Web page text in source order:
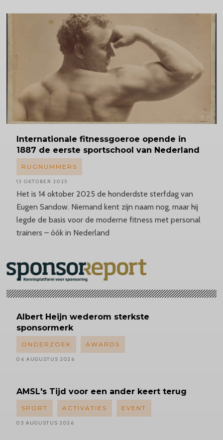
Internationale fitnessgoeroe opende in
1887 de eerste sportschool van Nederland
Het is 14 oktober 2025 de honderdste sterfdag van
Eugen Sandow. Niemand kent zijn naam nog, maar hij
legde de basis voor de moderne fitness met personal
trainers – óók in Nederland
RUGNUMMERS
13 OKTOBER 2025
Albert Heijn wederom sterkste
sponsormerk
ONDERZOEK AWARDS
06 AUGUSTUS 2026
AMSL's Tijd voor een ander keert terug
SPORT ACTIVATIES EVENT
05 AUGUSTUS 2026